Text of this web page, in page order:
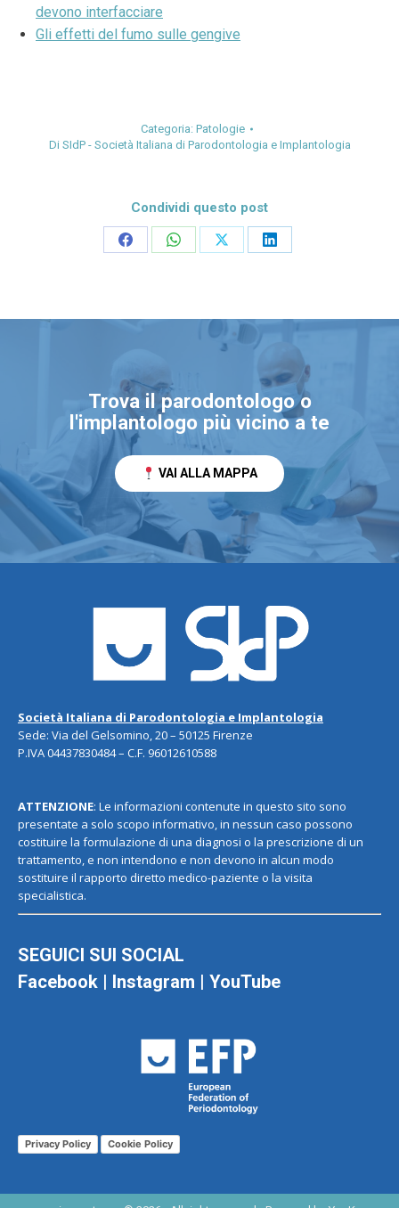
devono interfacciare
Gli effetti del fumo sulle gengive
Categoria: Patologie
Di SIdP - Società Italiana di Parodontologia e Implantologia
Condividi questo post
CondividiCondividiCondividiCondividi
Trova il parodontologo o
l'implantologo più vicino a te
VAI ALLA MAPPA
Società Italiana di Parodontologia e Implantologia
Sede: Via del Gelsomino, 20 – 50125 Firenze
P.IVA 04437830484 – C.F. 96012610588
ATTENZIONE: Le informazioni contenute in questo sito sono
presentate a solo scopo informativo, in nessun caso possono
costituire la formulazione di una diagnosi o la prescrizione di un
trattamento, e non intendono e non devono in alcun modo
sostituire il rapporto diretto medico-paziente o la visita
specialistica.
SEGUICI SUI SOCIAL
Facebook
Instagram YouTube
Privacy Policy Cookie Policy